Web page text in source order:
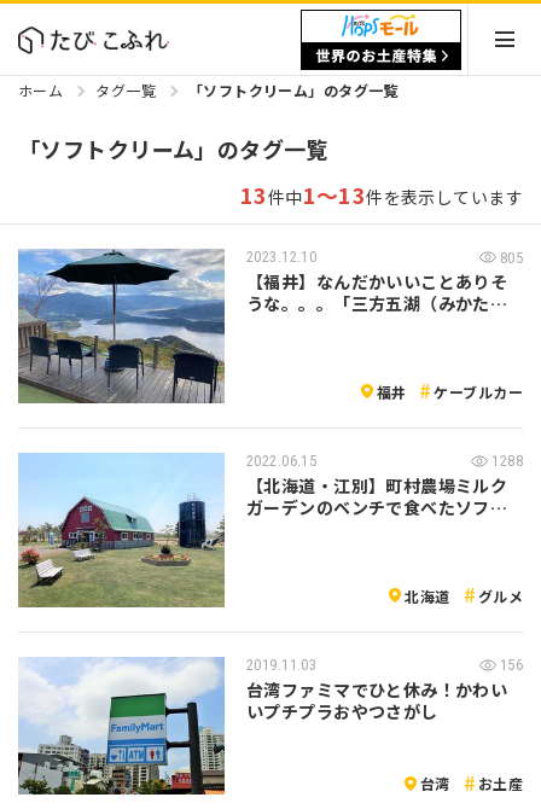
ホーム タグ一覧 「ソフトクリーム」のタグ一覧
「ソフトクリーム」のタグ一覧
13件中1～13件を表示しています
2023.12.10 805
【福井】なんだかいいことありそ
うな。。。「三方五湖（みかたご
福井 ケーブルカー
2022.06.15 1288
【北海道・江別】町村農場ミルク
ガーデンのベンチで食べたソフト
北海道 グルメ
2019.11.03 156
台湾ファミマでひと休み！かわい
いプチプラおやつさがし
台湾 お土産